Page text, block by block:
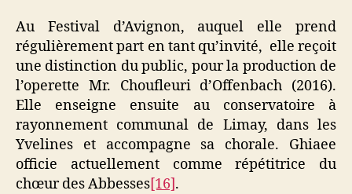
Au Festival d’Avignon, auquel elle prend
régulièrement part en tant qu’invité, elle reçoit
une distinction du public, pour la production de
l’operette Mr. Choufleuri d’Offenbach (2016).
Elle enseigne ensuite au conservatoire à
rayonnement communal de Limay, dans les
Yvelines et accompagne sa chorale. Ghiaee
officie actuellement comme répétitrice du
chœur des Abbesses[16].